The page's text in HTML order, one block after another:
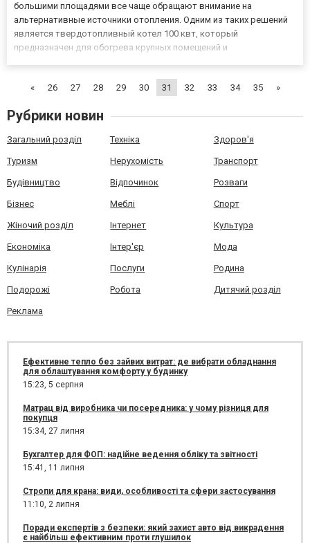
большими площадями все чаще обращают внимание на
альтернативные источники отопления. Одним из таких решений
является твердотопливный котел 100 квт, который
предназначен для обогрева крупных помещений и
эффективным и экономичным вариантом для о...
« 26 27 28 29 30 31 32 33 34 35 »
Рубрики новин
Загальний розділ Техніка Здоров'я
Туризм Нерухомість Транспорт
Будівництво Відпочинок Розваги
Бізнес Меблі Спорт
Жіночий розділ Інтернет Культура
Економіка Інтер'єр Мода
Кулінарія Послуги Родина
Подорожі Робота Дитячий розділ
Реклама
Ефективне тепло без зайвих витрат: де вибрати обладнання
для облаштування комфорту у будинку
15:23, 5 серпня
Матрац від виробника чи посередника: у чому різниця для
покупця
15:34, 27 липня
Бухгалтер для ФОП: надійне ведення обліку та звітності
15:41, 11 липня
Стропи для крана: види, особливості та сфери застосування
11:10, 2 липня
Поради експертів з безпеки: який захист авто від викрадення
є найбільш ефективним проти глушилок